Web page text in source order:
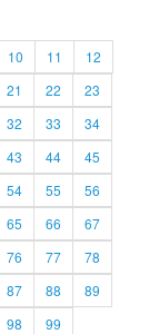
10 11
12
21 22
23
32 33
34
43 44
45
54 55
56
65 66
67
76 77
78
87 88
89
98
99